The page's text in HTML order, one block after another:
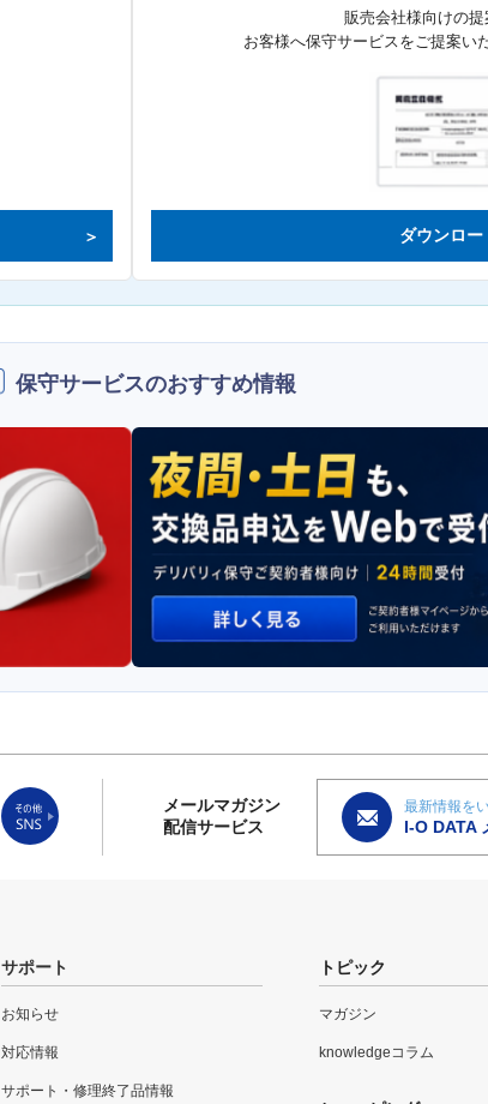
販売会社様向けの提
お客様へ保守サービスをご提案い
ダウンロー
保守サービスのおすすめ情報
メールマガジン
配信サービス
最新情報を
I-O DATA
サポート
お知らせ
対応情報
サポート・修理終了品情報
トピック
マガジン
knowledgeコラム